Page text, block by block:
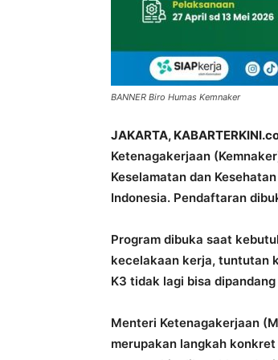
BANNER Biro Humas Kemnaker
JAKARTA,
Ketenagakerjaan
Keselamatan dan
Indonesia. Pendaftaran
Program dibuka saat
kecelakaan kerja, tuntutan
K3 tidak lagi bisa
Menteri Ketenagakerjaan
merupakan langkah